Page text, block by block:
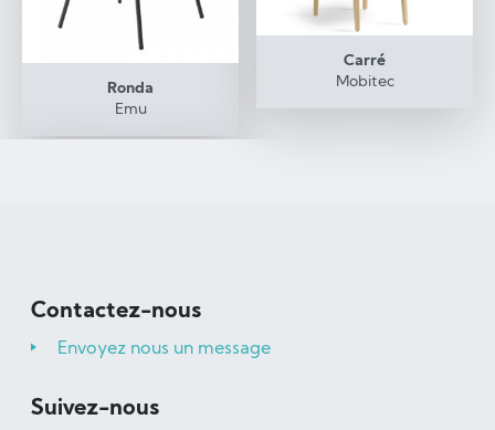
Ronda
Emu
Carré
Mobitec
Contactez-nous
Envoyez nous un message
Suivez-nous